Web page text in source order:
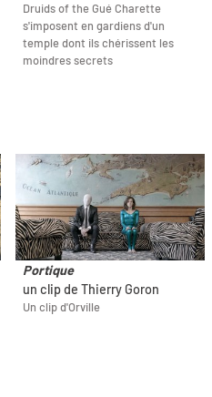
Druids of the Gué Charette
s'imposent en gardiens d'un
temple dont ils chérissent les
moindres secrets
Portique
un clip de Thierry Goron
Un clip d'Orville